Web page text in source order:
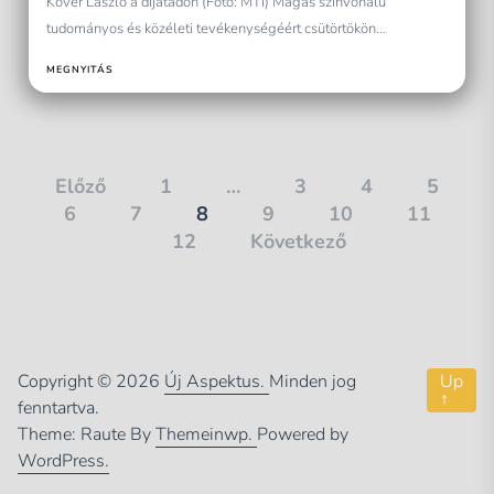
tudományos és közéleti tevékenységéért csütörtökön
MEGNYITÁS
Bejegyzések
lapozása
Előző 1 … 3 4
5
6
7 8 9 10
11
12
Következő
Copyright © 2026 Új Aspektus. Minden jog
fenntartva.
Theme: Raute ByThemeinwp. Powered by
WordPress.
Up
↑